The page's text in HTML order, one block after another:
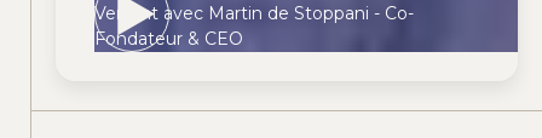
Versant avec Martin de Stoppani - Co-
Fondateur & CEO